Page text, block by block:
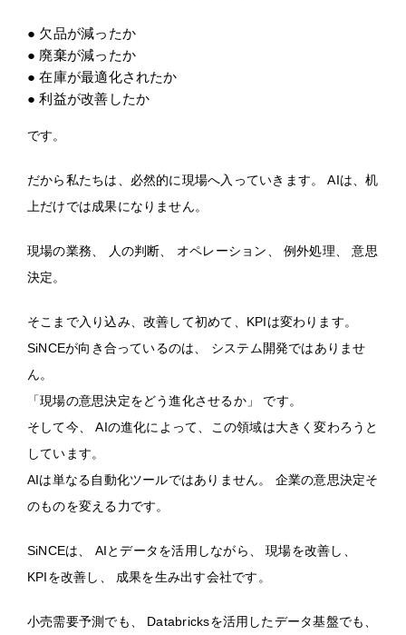
● 欠品が減ったか
● 廃棄が減ったか
● 在庫が最適化されたか
● 利益が改善したか
です。
だから私たちは、必然的に現場へ入っていきます。 AIは、机
上だけでは成果になりません。
現場の業務、 人の判断、 オペレーション、 例外処理、 意思
決定。
そこまで入り込み、改善して初めて、KPIは変わります。
SiNCEが向き合っているのは、 システム開発ではありませ
ん。
「現場の意思決定をどう進化させるか」 です。
そして今、 AIの進化によって、この領域は大きく変わろうと
しています。
AIは単なる自動化ツールではありません。 企業の意思決定そ
のものを変える力です。
SiNCEは、 AIとデータを活用しながら、 現場を改善し、
KPIを改善し、 成果を生み出す会社です。
小売需要予測でも、 Databricksを活用したデータ基盤でも、